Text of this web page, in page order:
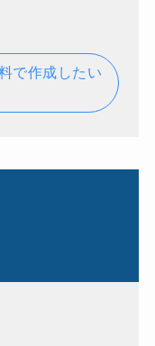
で作成したい